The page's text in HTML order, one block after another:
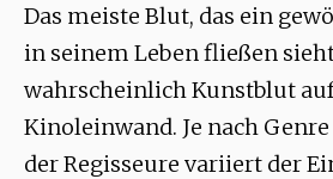
Das meiste Blut, das ein
in seinem Leben fließen
wahrscheinlich Kunstblut
Kinoleinwand. Je nach
der Regisseure variiert der